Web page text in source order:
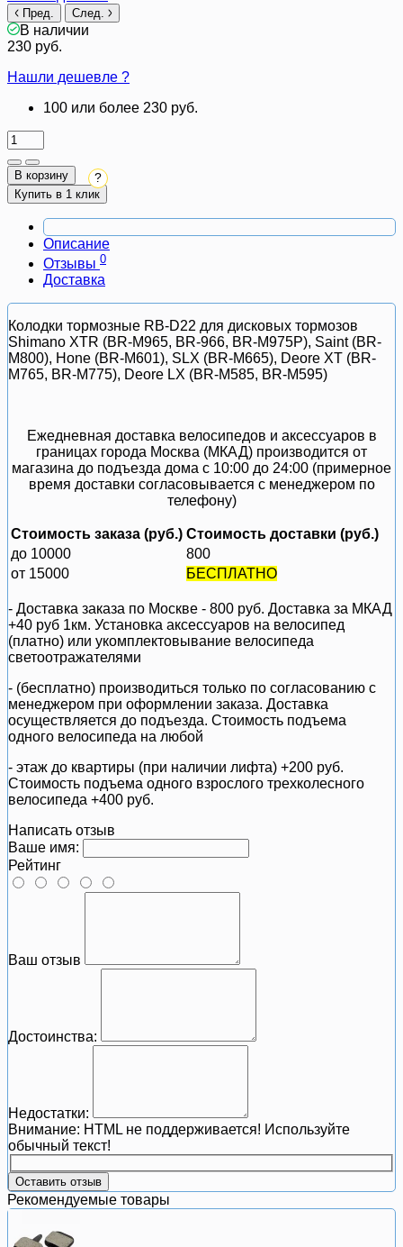
Пред. След.
В наличии
230 руб.
Нашли дешевле ?
100 или более 230 руб.
В корзину
Купить в 1 клик
?
Описание
Отзывы 0
Доставка
Колодки тормозные RB-D22 для дисковых тормозов
Shimano XTR (BR-M965, BR-966, BR-M975P), Saint (BR-
M800), Hone (BR-M601), SLX (BR-M665), Deore XT (BR-
M765, BR-M775), Deore LX (BR-M585, BR-M595)
Ежедневная доставка велосипедов и аксессуаров в
границах города Москва (МКАД) производится от
магазина до подъезда дома с 10:00 до 24:00 (примерное
время доставки согласовывается с менеджером по
телефону)
Стоимость заказа (руб.) Стоимость доставки (руб.)
до 10000
800
от 15000
БЕСПЛАТНО
- Доставка заказа по Москве - 800 руб. Доставка за МКАД
+40 руб 1км. Установка аксессуаров на велосипед
(платно) или укомплектовывание велосипеда
светоотражателями
- (бесплатно) производиться только по cогласованию с
менеджером при оформлении заказа. Доставка
осуществляется до подъезда. Стоимость подъема
одного велосипеда на любой
- этаж до квартиры (при наличии лифта) +200 руб.
Стоимость подъема одного взрослого трехколесного
велосипеда +400 руб.
Написать отзыв
Ваше имя:
Рейтинг
Ваш отзыв
Достоинства:
Недостатки:
Внимание: HTML не поддерживается! Используйте
обычный текст!
Оставить отзыв
Рекомендуемые товары